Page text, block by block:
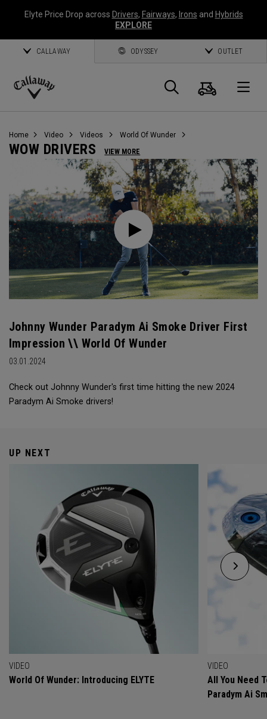
Elyte Price Drop across Drivers, Fairways, Irons and Hybrids
EXPLORE
CALLAWAY ODYSSEY OUTLET
Callaway
Suche
Home Video Videos World Of Wunder
WOW DRIVERS VIEW MORE
Johnny Wunder Paradym Ai Smoke Driver First
Impression \\ World Of Wunder
03.01.2024
Check out Johnny Wunder's first time hitting the new 2024
Paradym Ai Smoke drivers!
UP NEXT
VIDEO
World Of Wunder: Introducing ELYTE
VIDEO
All You Need
Paradym Ai